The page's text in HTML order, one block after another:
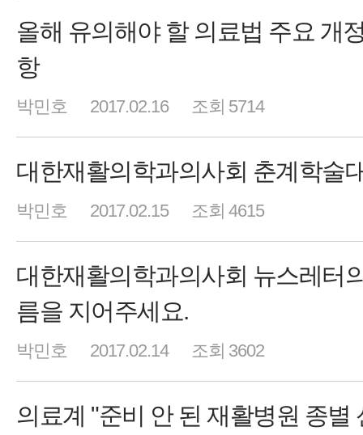
올해 유의해야 할 의료법 주요 개
항
박민호 2017.02.16 조회 5714
대한재활의학과의사회 춘계학술
박민호 2017.02.15 조회 4615
대한재활의학과의사회 뉴스레터
름을 지어주세요.
박민호 2017.02.14 조회 3602
의료계 "준비 안 된 재활병원 종별